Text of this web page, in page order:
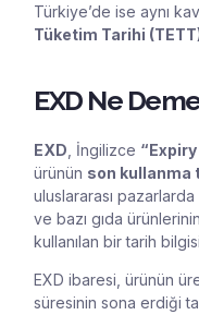
Türkiye’de ise aynı
Tüketim Tarihi
EXD Ne
EXD , İngilizce
ürünün son kullanma
uluslararası
ve bazı gıda
kullanılan bir tarih
EXD ibaresi, ürünün
süresinin sona erdiği